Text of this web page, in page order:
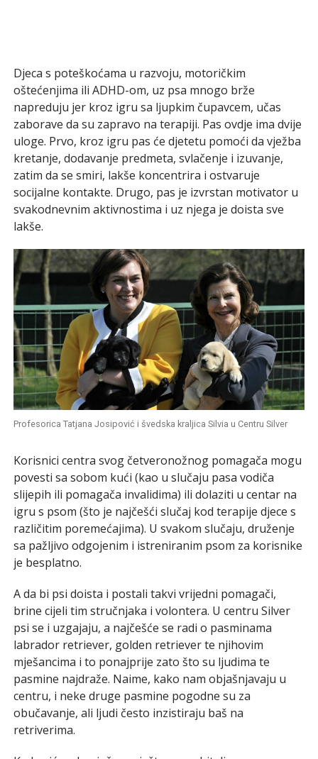
Djeca s poteškoćama u razvoju, motoričkim
oštećenjima ili ADHD-om, uz psa mnogo brže
napreduju jer kroz igru sa ljupkim čupavcem, učas
zaborave da su zapravo na terapiji. Pas ovdje ima dvije
uloge. Prvo, kroz igru pas će djetetu pomoći da vježba
kretanje, dodavanje predmeta, svlačenje i izuvanje,
zatim da se smiri, lakše koncentrira i ostvaruje
socijalne kontakte. Drugo, pas je izvrstan motivator u
svakodnevnim aktivnostima i uz njega je doista sve
lakše.
Profesorica Tatjana Josipović i švedska kraljica Silvia u Centru Silver
Korisnici centra svog četveronožnog pomagača mogu
povesti sa sobom kući (kao u slučaju pasa vodiča
slijepih ili pomagača invalidima) ili dolaziti u centar na
igru s psom (što je najčešći slučaj kod terapije djece s
različitim poremećajima). U svakom slučaju, druženje
sa pažljivo odgojenim i istreniranim psom za korisnike
je besplatno.
A da bi psi doista i postali takvi vrijedni pomagači,
brine cijeli tim stručnjaka i volontera. U centru Silver
psi se i uzgajaju, a najčešće se radi o pasminama
labrador retriever, golden retriever te njihovim
mješancima i to ponajprije zato što su ljudima te
pasmine najdraže. Naime, kako nam objašnjavaju u
centru, i neke druge pasmine pogodne su za
obučavanje, ali ljudi često inzistiraju baš na
retriverima.